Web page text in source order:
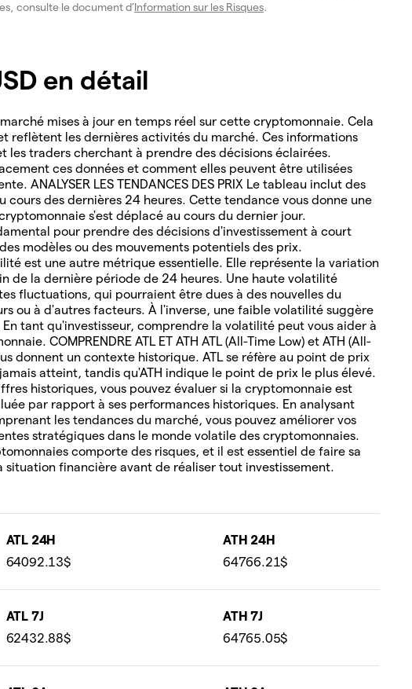
consulte le document d’Information sur les Risques.
en détail
mises à jour en temps réel sur cette cryptomonnaie. Cela
reflètent les dernières activités du marché. Ces informations
les traders cherchant à prendre des décisions éclairées.
ces données et comment elles peuvent être utilisées
ANALYSER LES TENDANCES DES PRIX Le tableau inclut des
cours des dernières 24 heures. Cette tendance vous donne une
s'est déplacé au cours du dernier jour.
pour prendre des décisions d'investissement à court
modèles ou des mouvements potentiels des prix.
est une autre métrique essentielle. Elle représente la variation
de la dernière période de 24 heures. Une haute volatilité
fluctuations, qui pourraient être dues à des nouvelles du
ou à d'autres facteurs. À l'inverse, une faible volatilité suggère
tant qu'investisseur, comprendre la volatilité peut vous aider à
COMPRENDRE ATL ET ATH ATL (All-Time Low) et ATH (All-
donnent un contexte historique. ATL se réfère au point de prix
atteint, tandis qu'ATH indique le point de prix le plus élevé.
historiques, vous pouvez évaluer si la cryptomonnaie est
par rapport à ses performances historiques. En analysant
les tendances du marché, vous pouvez améliorer vos
stratégiques dans le monde volatile des cryptomonnaies.
comporte des risques, et il est essentiel de faire sa
financière avant de réaliser tout investissement.
ATL 24H
64092.13$
ATH 24H
64766.21$
ATL 7J
62432.88$
ATH 7J
64765.05$